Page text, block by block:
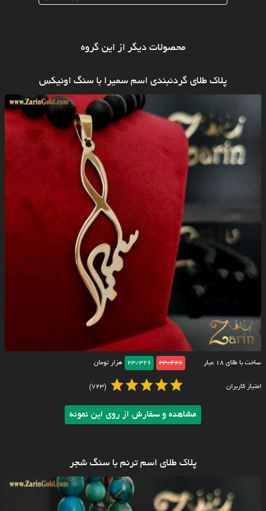
محصولات دیگر از این گروه
پلاک طلای گردنبندی اسم سمیرا با سنگ اونیکس
ساخت با طلای ۱۸ عیار 23/426
23/326 هزار تومان
امتیاز کاربران (723)
مشاهده و سفارش از روی این نمونه
پلاک طلای اسم ترنم با سنگ شجر